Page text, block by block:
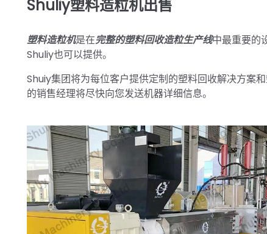
Shuliy塑料造粒机出售
塑料造粒机是在完整的塑料回收造粒生产线中最重要的
Shuliy也可以提供。
Shuiy集团将为每位客户提供定制的塑料回收解决方案
的销售经理将尽快向您发送机器详细信息。